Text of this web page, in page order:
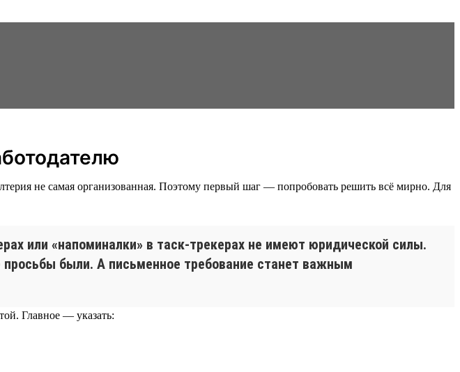
не самая организованная. Поэтому первый шаг — попробовать решить всё мирно. Для
или «напоминалки» в таск-трекерах не имеют юридической силы.
были. А письменное требование станет важным
Главное — указать: